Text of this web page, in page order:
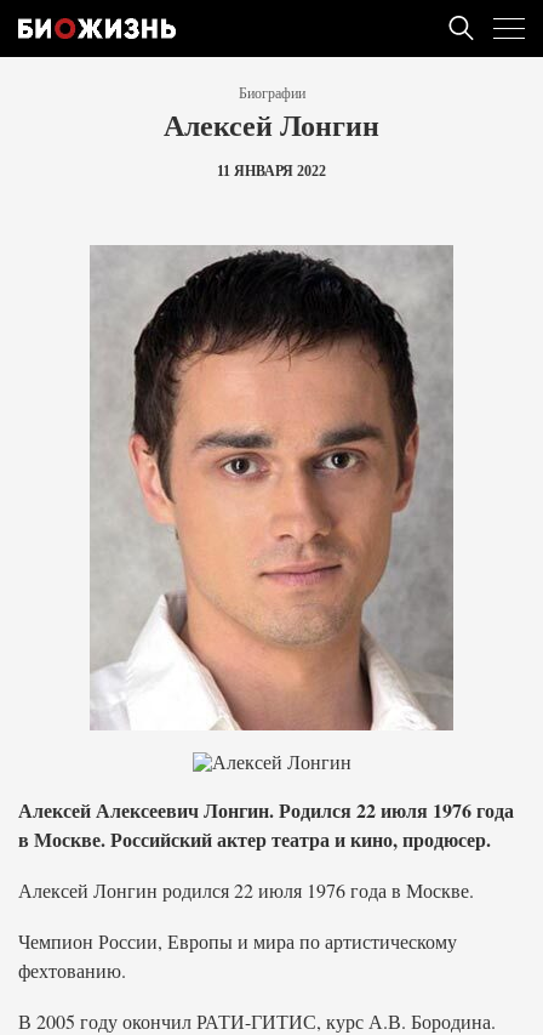
Биографии
Алексей Лонгин
11 ЯНВАРЯ 2022
Алексей Алексеевич Лонгин. Родился 22 июля 1976 года
в Москве. Российский актер театра и кино, продюсер.
Алексей Лонгин родился 22 июля 1976 года в Москве.
Чемпион России, Европы и мира по артистическому
фехтованию.
В 2005 году окончил РАТИ-ГИТИС, курс А.В. Бородина.